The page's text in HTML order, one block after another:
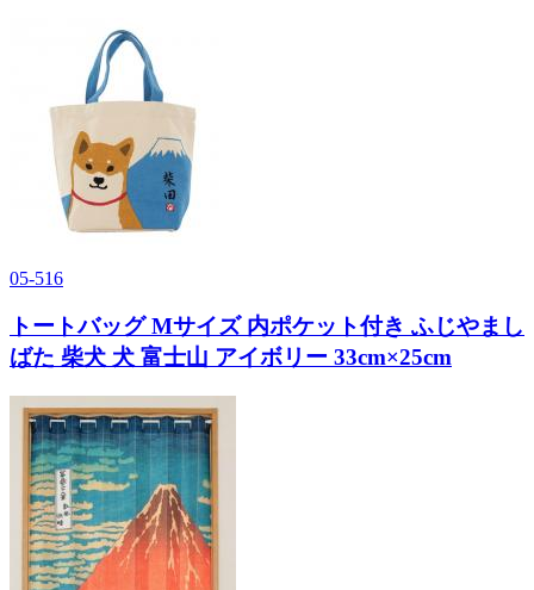
05-516
トートバッグ Mサイズ 内ポケット付き ふじやまし
ばた 柴犬 犬 富士山 アイボリー 33cm×25cm